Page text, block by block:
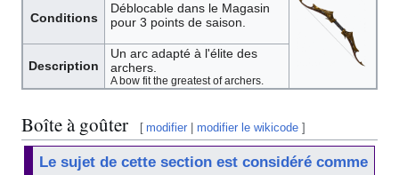
Conditions
Déblocable dans le Magasin
pour 3 points de saison.
Description
Un arc adapté à l'élite des
archers.
A bow fit the greatest of archers.
Boîte à goûter [ modifier |modifier le wikicode ]
Le sujet de cette section est considéré comme